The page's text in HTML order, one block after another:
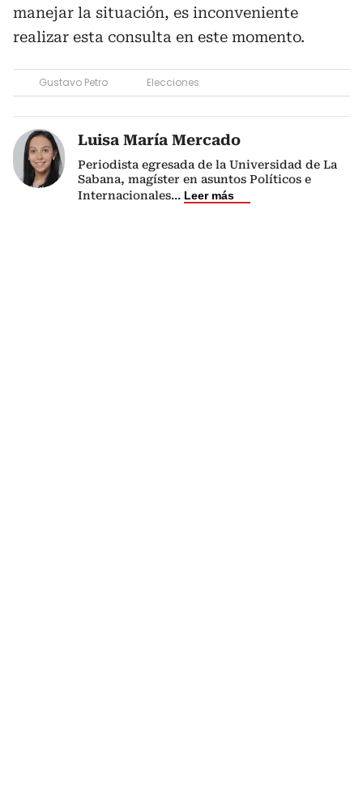
manejar la situación, es inconveniente
realizar esta consulta en este momento.
Gustavo Petro Elecciones
Luisa María Mercado
Periodista egresada de la Universidad de La
Sabana, magíster en asuntos Políticos e
Internacionales... Leer más